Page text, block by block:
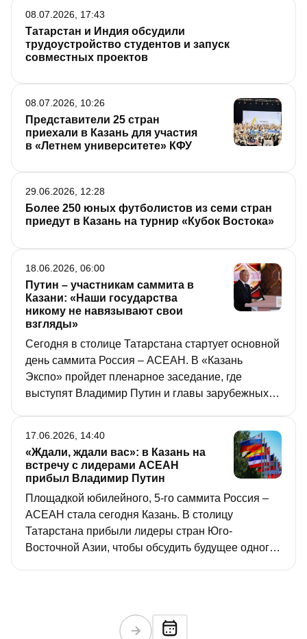
Татарстан и Индия обсудили
трудоустройство студентов и запуск
совместных проектов
08.07.2026, 17:43
Представители 25 стран
приехали в Казань для участия
в «Летнем университете» КФУ
08.07.2026, 10:26
Более 250 юных футболистов из семи стран
приедут в Казань на турнир «Кубок Востока»
29.06.2026, 12:28
Путин – участникам саммита в
Казани: «Наши государства
никому не навязывают свои
взгляды»
Сегодня в столице Татарстана стартует основной
день саммита Россия – АСЕАН. В «Казань
Экспо» пройдет пленарное заседание, где
выступят Владимир Путин и главы зарубежных
поднимали на приеме от имени Президента в
Театре Камала и за что Президент похвалил
Казань, – в материале «РТ».
18.06.2026, 06:00
«Ждали, ждали вас»: в Казань на
встречу с лидерами АСЕАН
прибыл Владимир Путин
Площадкой юбилейного, 5-го саммита Россия –
АСЕАН стала сегодня Казань. В столицу
Татарстана прибыли лидеры стран Юго-
Восточной Азии, чтобы обсудить будущее одного
которого уже приземлился в столице РТ. Детали
деловой программы саммита – в обзоре «РТ».
17.06.2026, 14:40